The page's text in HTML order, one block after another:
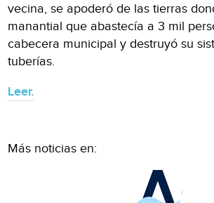
vecina, se apoderó de las tierras
manantial que abastecía a 3 mil
cabecera municipal y destruyó su
tuberías.
Leer.
Más noticias en: